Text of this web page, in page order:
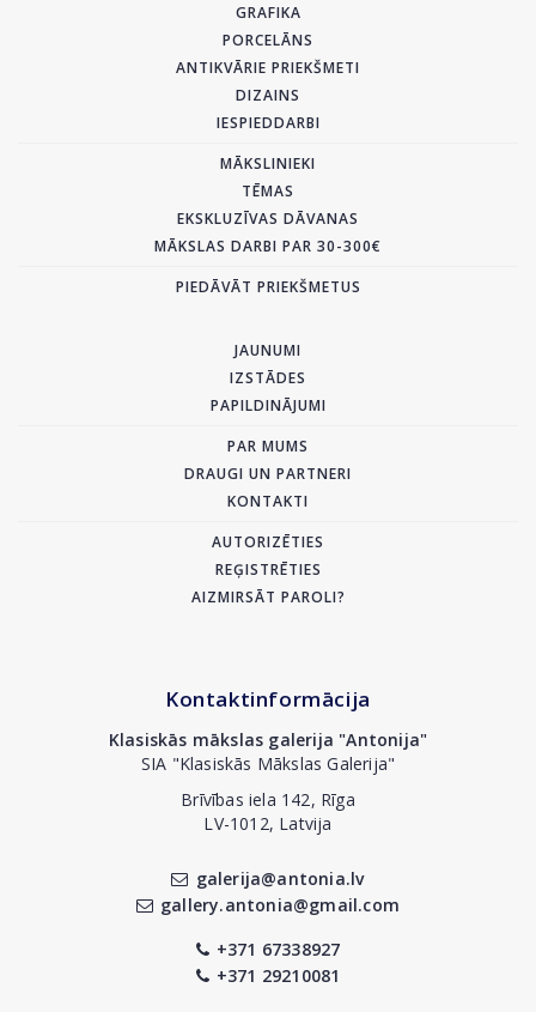
GRAFIKA
PORCELĀNS
ANTIKVĀRIE PRIEKŠMETI
DIZAINS
IESPIEDDARBI
MĀKSLINIEKI
TĒMAS
EKSKLUZĪVAS DĀVANAS
MĀKSLAS DARBI PAR 30-300€
PIEDĀVĀT PRIEKŠMETUS
JAUNUMI
IZSTĀDES
PAPILDINĀJUMI
PAR MUMS
DRAUGI UN PARTNERI
KONTAKTI
AUTORIZĒTIES
REĢISTRĒTIES
AIZMIRSĀT PAROLI?
Kontaktinformācija
Klasiskās mākslas galerija "Antonija"
SIA "Klasiskās Mākslas Galerija"
Brīvības iela 142, Rīga
LV-1012, Latvija
galerija@antonia.lv
gallery.antonia@gmail.com
+371 67338927
+371 29210081